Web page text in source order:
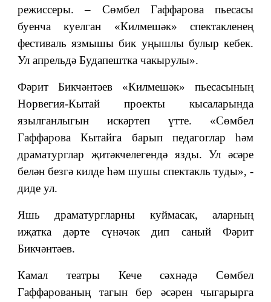
режиссеры. – Сөмбел Гаффарова пьесасы
буенча куелган «Килмешәк» спектакленең
фестиваль язмышы бик уңышлы булыр кебек.
Ул апрельдә Будапештка чакырулы».
Фәрит Бикчәнтәев «Килмешәк» пьесасының
Норвегия-Кытай проекты кысаларында
язылганлыгын искәртеп үтте. «Сөмбел
Гаффарова Кытайга барып педагоглар һәм
драматурглар җитәкчелегендә язды. Ул әсәре
белән безгә килде һәм шушы спектакль туды», -
диде ул.
Яшь драматургларны куймасак, аларның
иҗатка дәрте сүнәчәк дип саный Фәрит
Бикчәнтәев.
Камал театры Кече сәхнәдә Сөмбел
Гаффарованың тагын бер әсәрен чыгарырга